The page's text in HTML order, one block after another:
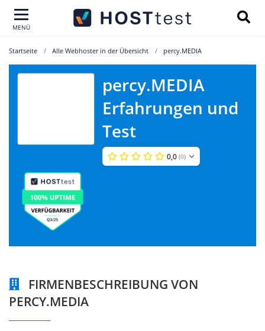
MENÜ
Startseite Alle Webhoster in der Übersicht percy.MEDIA
percy.MEDIA
Erfahrungen und
Test
0,0 (0)
FIRMENBESCHREIBUNG VON
PERCY.MEDIA